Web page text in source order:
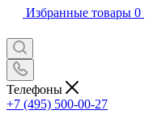
Избранные товары 0
Телефоны
+7 (495) 500-00-27